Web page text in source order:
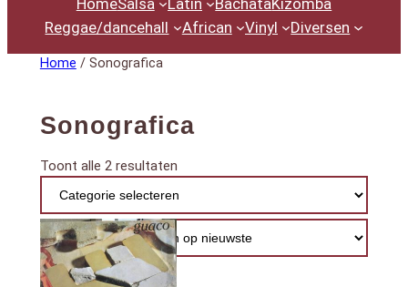
Reggae/dancehall
African Vinyl Diversen
Home / Sonografica
Sonografica
Toont alle 2 resultatenGesorteerd
nieuwste